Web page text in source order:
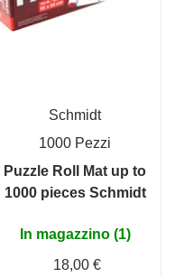
Schmidt
1000 Pezzi
Puzzle Roll Mat up to
1000 pieces Schmidt
In magazzino (1)
18,00 €